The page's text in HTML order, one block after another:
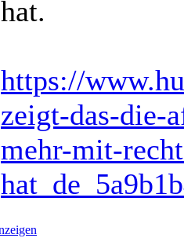
hat.
https://
zeigt-das-die-
mehr-mit-